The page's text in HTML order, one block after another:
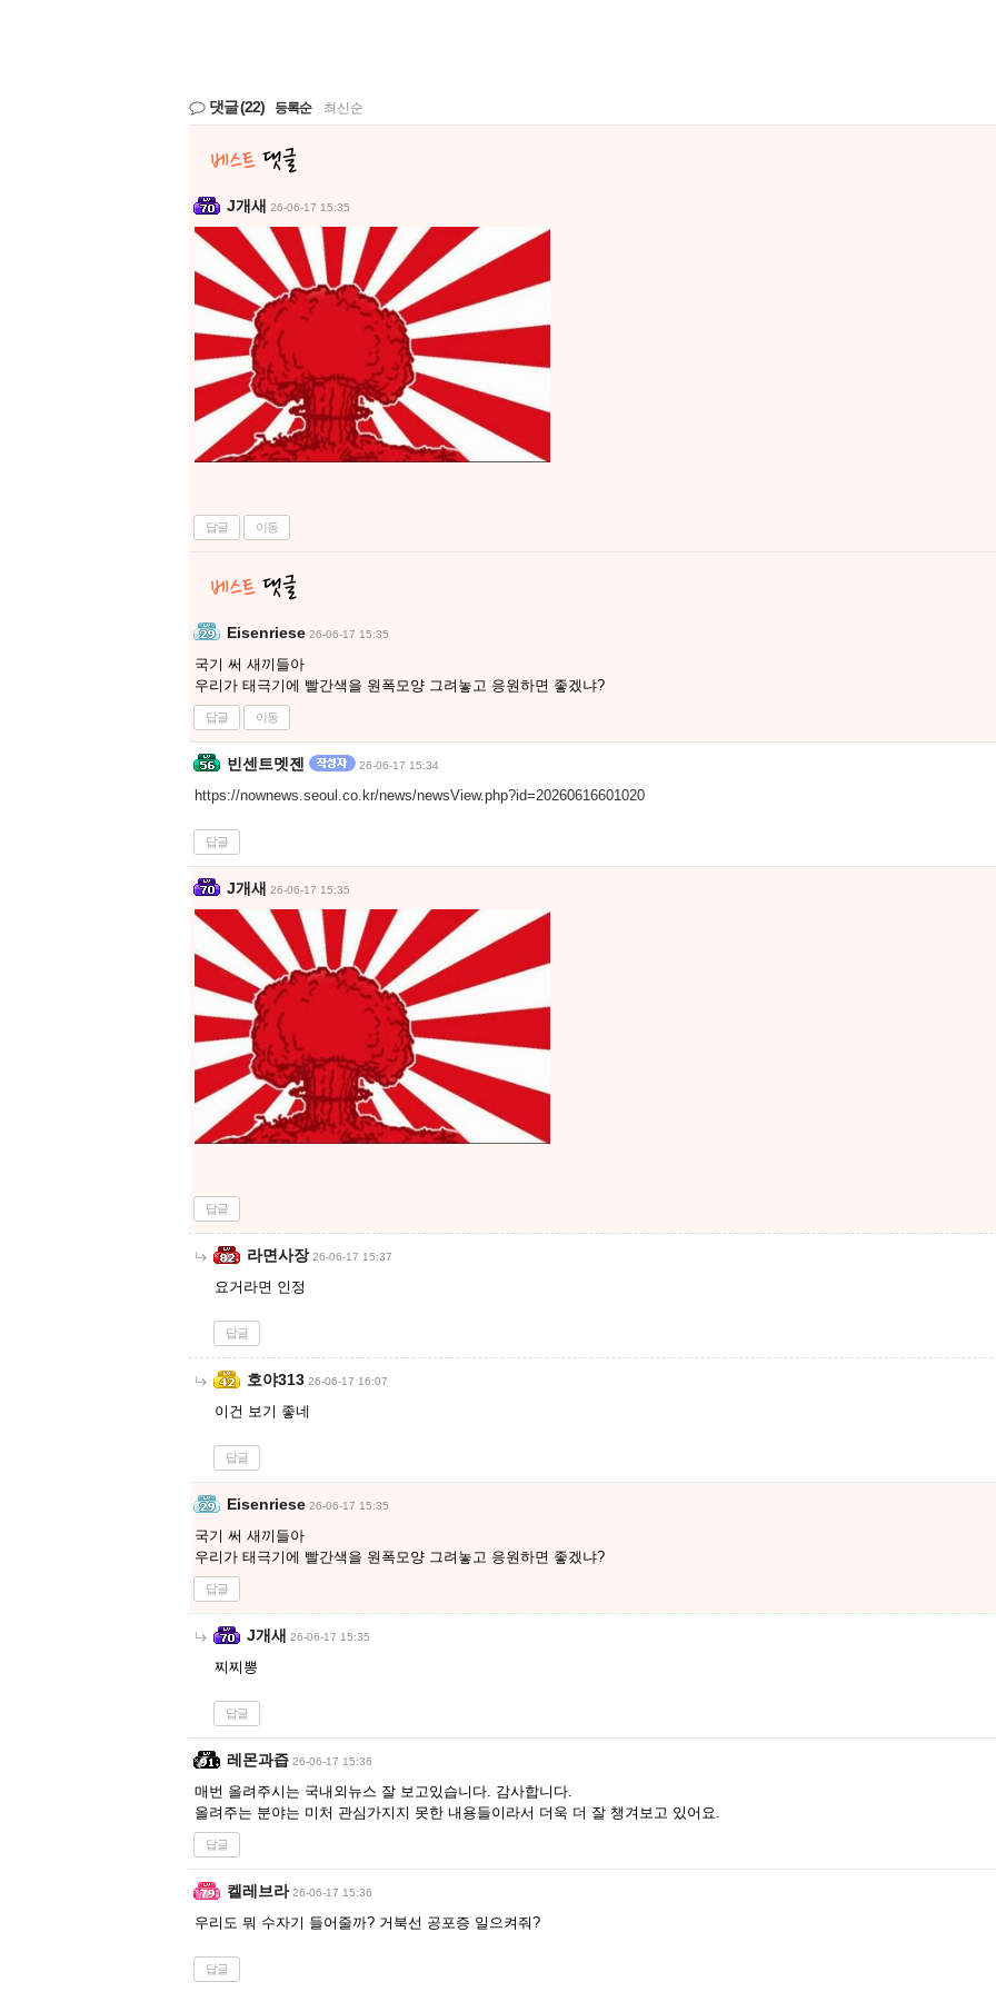
댓글(22) 등록순 최신순
J개새 26-06-17 15:35
답글 이동
Eisenriese 26-06-17 15:35
국기 써 새끼들아
우리가 태극기에 빨간색을 원폭모양 그려놓고 응원하면 좋겠냐?
답글 이동
빈센트멧젠 26-06-17 15:34
https://nownews.seoul.co.kr/news/newsView.php?id=20260616601020
답글
J개새 26-06-17 15:35
답글
라면사장 26-06-17 15:37
요거라면 인정
답글
호야313 26-06-17 16:07
이건 보기 좋네
답글
Eisenriese 26-06-17 15:35
국기 써 새끼들아
우리가 태극기에 빨간색을 원폭모양 그려놓고 응원하면 좋겠냐?
답글
J개새 26-06-17 15:35
찌찌뽕
답글
레몬과즙 26-06-17 15:36
매번 올려주시는 국내외뉴스 잘 보고있습니다. 감사합니다.
올려주는 분야는 미처 관심가지지 못한 내용들이라서 더욱 더 잘 챙겨보고 있어요.
답글
켈레브라 26-06-17 15:36
우리도 뭐 수자기 들어줄까? 거북선 공포증 일으켜줘?
답글